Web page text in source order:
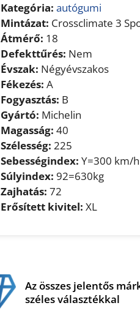
Kategória: autógumi
Mintázat: Crossclimate 3
Átmérő: 18
Defekttűrés: Nem
Évszak: Négyévszakos
Fékezés: A
Fogyasztás: B
Gyártó: Michelin
Magasság: 40
Szélesség: 225
Sebességindex: Y=300 km/h
Súlyindex: 92=630kg
Zajhatás: 72
Erősített kivitel: XL
Az összes jelentős
széles választékkal